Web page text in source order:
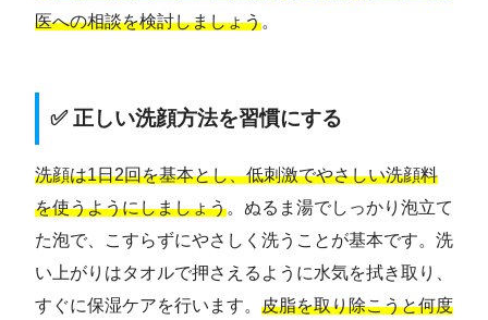
医への相談を検討しましょう。
✅ 正しい洗顔方法を習慣にする
洗顔は1日2回を基本とし、低刺激でやさしい洗顔料
を使うようにしましょう。ぬるま湯でしっかり泡立て
た泡で、こすらずにやさしく洗うことが基本です。洗
い上がりはタオルで押さえるように水気を拭き取り、
すぐに保湿ケアを行います。 皮脂を取り除こうと何度